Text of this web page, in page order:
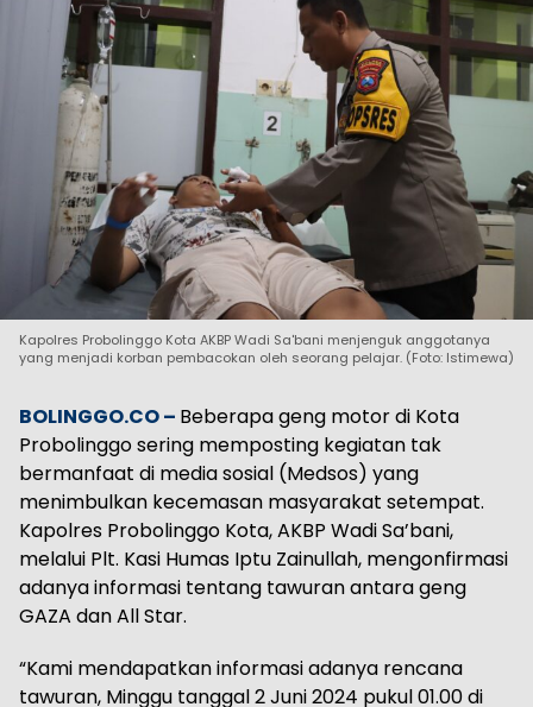
Kapolres Probolinggo Kota AKBP Wadi Sa'bani menjenguk anggotanya
yang menjadi korban pembacokan oleh seorang pelajar. (Foto: Istimewa)
BOLINGGO.CO – Beberapa geng motor di Kota
Probolinggo sering memposting kegiatan tak
bermanfaat di media sosial (Medsos) yang
menimbulkan kecemasan masyarakat setempat.
Kapolres Probolinggo Kota, AKBP Wadi Sa’bani,
melalui Plt. Kasi Humas Iptu Zainullah, mengonfirmasi
adanya informasi tentang tawuran antara geng
GAZA dan All Star.
“Kami mendapatkan informasi adanya rencana
tawuran, Minggu tanggal 2 Juni 2024 pukul 01.00 di